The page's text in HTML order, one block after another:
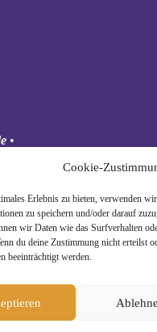
Cookie-
Erlebnis zu bieten, verwenden
zu speichern und/oder darauf
wir Daten wie das Surfverhalten
du deine Zustimmung nicht erteilst
beeinträchtigt werden.
•